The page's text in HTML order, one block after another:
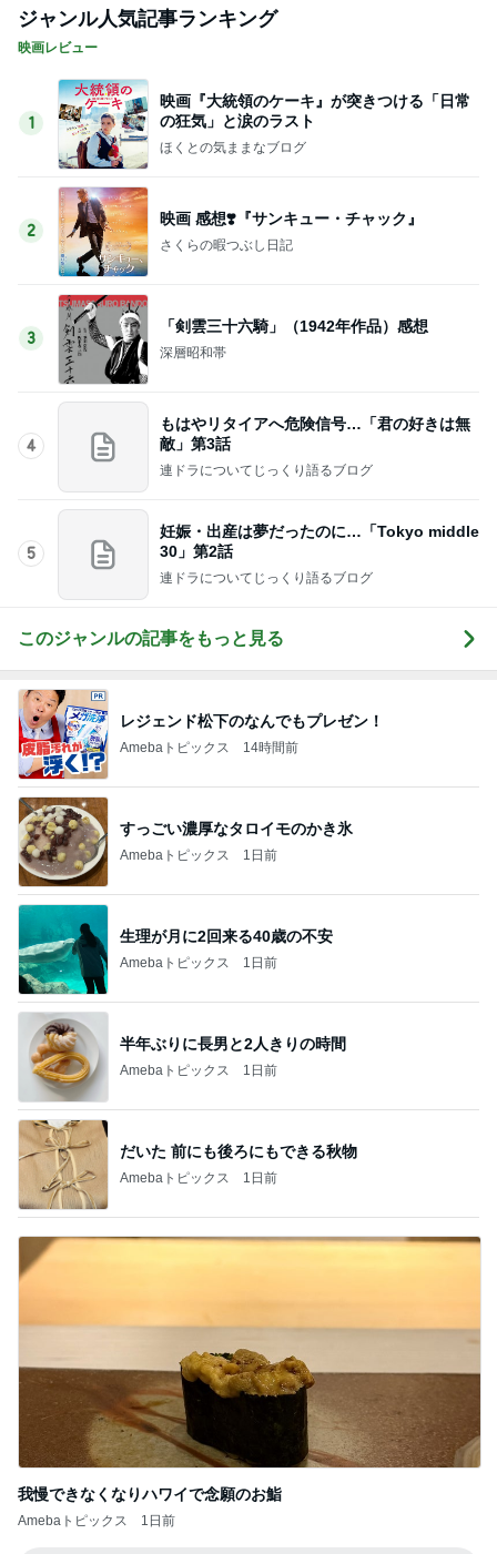
ジャンル人気記事ランキング
映画レビュー
1
映画『大統領のケーキ』が突きつける「日常
の狂気」と涙のラスト
ほくとの気ままなブログ
2
映画 感想❣️『サンキュー・チャック』
さくらの暇つぶし日記
3
「剣雲三十六騎」（1942年作品）感想
深層昭和帯
4
もはやリタイアへ危険信号…「君の好きは無
敵」第3話
連ドラについてじっくり語るブログ
5
妊娠・出産は夢だったのに…「Tokyo middle
30」第2話
連ドラについてじっくり語るブログ
このジャンルの記事をもっと見る
レジェンド松下のなんでもプレゼン！
Amebaトピックス 14時間前
すっごい濃厚なタロイモのかき氷
Amebaトピックス 1日前
生理が月に2回来る40歳の不安
Amebaトピックス 1日前
半年ぶりに長男と2人きりの時間
Amebaトピックス 1日前
だいた 前にも後ろにもできる秋物
Amebaトピックス 1日前
我慢できなくなりハワイで念願のお鮨
Amebaトピックス 1日前